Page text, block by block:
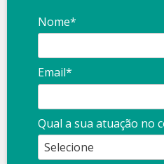
Nome*
Email*
Qual a sua atuação no